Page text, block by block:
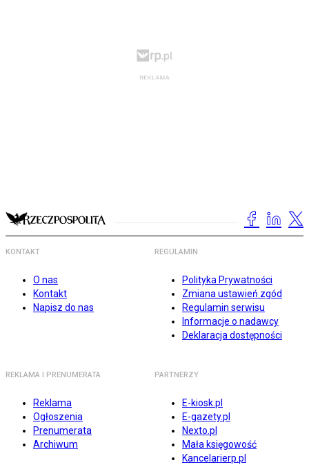
KONTAKT
O nas
Kontakt
Napisz do nas
REGULAMIN
Polityka Prywatności
Zmiana ustawień zgód
Regulamin serwisu
Informacje o nadawcy
Deklaracja dostępności
REKLAMA I PRENUMERATA
Reklama
Ogłoszenia
Prenumerata
Archiwum
PARTNERZY
E-kiosk.pl
E-gazety.pl
Nexto.pl
Mała księgowość
Kancelarierp.pl